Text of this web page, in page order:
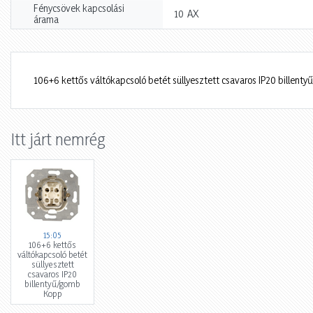
Fénycsövek kapcsolási
árama
10 AX
106+6 kettős váltókapcsoló betét süllyesztett csavaros IP20
Itt járt nemrég
15:05
106+6 kettős
váltókapcsoló betét
süllyesztett
csavaros IP20
billentyű/gomb
Kopp